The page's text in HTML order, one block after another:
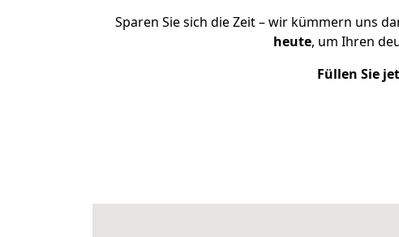
Sparen Sie sich die Zeit – wir kümmern uns
heute, um Ihren
Füllen Sie